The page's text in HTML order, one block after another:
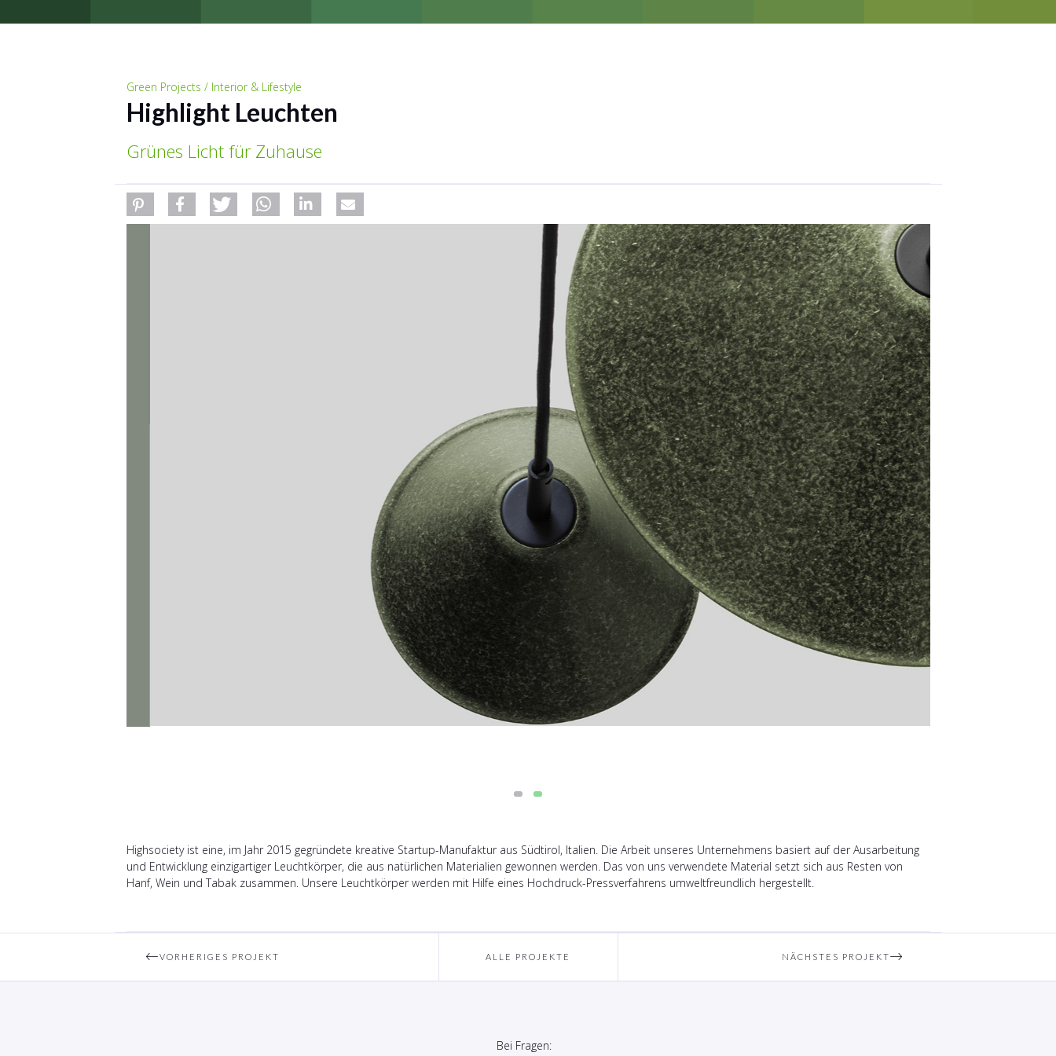
Green Projects / Interior & Lifestyle
Highlight Leuchten
Grünes Licht für Zuhause
Highsociety ist eine, im Jahr 2015 gegründete kreative Startup-Manufaktur aus Südtirol, Italien. Die Arbeit unseres Unternehmens basiert auf der Ausarbeitung
und Entwicklung einzigartiger Leuchtkörper, die aus natürlichen Materialien gewonnen werden. Das von uns verwendete Material setzt sich aus Resten von
Hanf, Wein und Tabak zusammen. Unsere Leuchtkörper werden mit Hilfe eines Hochdruck-Pressverfahrens umweltfreundlich hergestellt.
VORHERIGES PROJEKT ALLE PROJEKTE NÄCHSTES PROJEKT
Bei Fragen: